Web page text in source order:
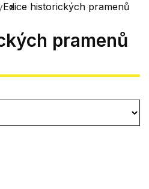
Edice historických pramenů
pramenů